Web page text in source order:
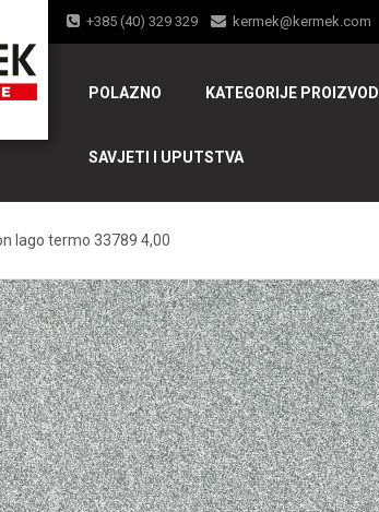
+385 (40) 329 329 kermek@kermek.com
POLAZNO KATEGORIJE
SAVJETI I UPUTSTVA
lago termo 33789 4,00